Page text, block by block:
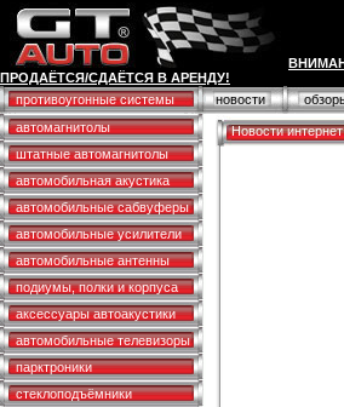
ПРОДАЁТСЯ/СДАЁТСЯ В АРЕНДУ!
противоугонные системы
новости
автомагнитолы
штатные автомагнитолы
автомобильная акустика
автомобильные сабвуферы
автомобильные усилители
автомобильные антенны
подиумы, полки и корпуса
аксессуары автоакустики
автомобильные телевизоры
парктроники
стеклоподъёмники
Новости